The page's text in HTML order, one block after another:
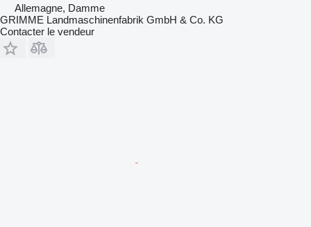
Allemagne, Damme
GRIMME Landmaschinenfabrik GmbH & Co. KG
Contacter le vendeur